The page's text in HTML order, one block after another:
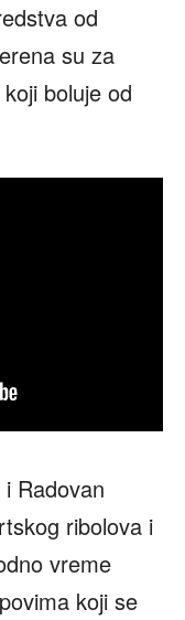
od
su za
boluje od
Radovan
ribolova i
vreme
koji se